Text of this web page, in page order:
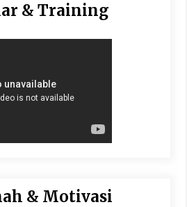
& Training
& Motivasi